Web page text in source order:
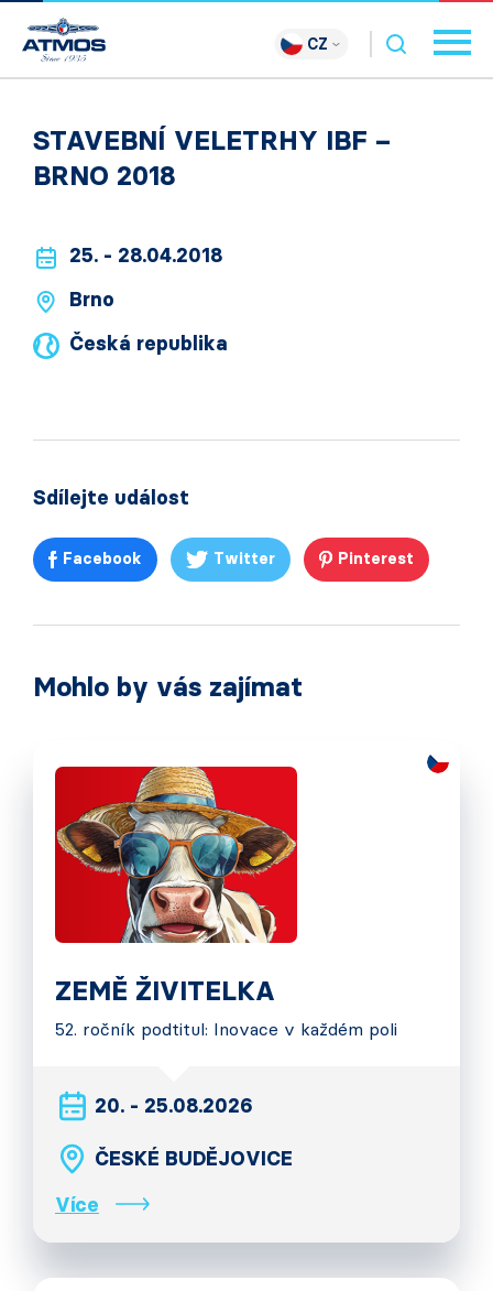
CZ
STAVEBNÍ VELETRHY IBF –
BRNO 2018
25. - 28.04.2018
Brno
Česká republika
Sdílejte událost
Facebook Twitter Pinterest
Mohlo by vás zajímat
ZEMĚ ŽIVITELKA
52. ročník podtitul: Inovace v každém poli
20. - 25.08.2026
ČESKÉ BUDĚJOVICE
Více